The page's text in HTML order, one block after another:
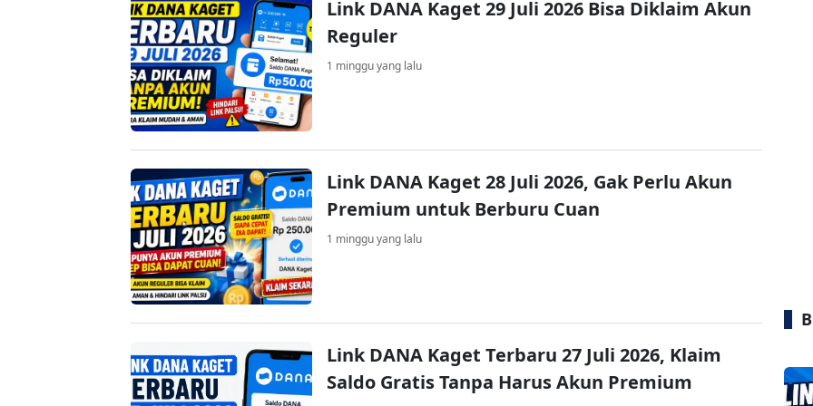
Link DANA Kaget 29 Juli 2026 Bisa Diklaim Akun
Reguler
1 minggu yang lalu
Link DANA Kaget 28 Juli 2026, Gak Perlu Akun
Premium untuk Berburu Cuan
1 minggu yang lalu
Link DANA Kaget Terbaru 27 Juli 2026, Klaim
Saldo Gratis Tanpa Harus Akun Premium